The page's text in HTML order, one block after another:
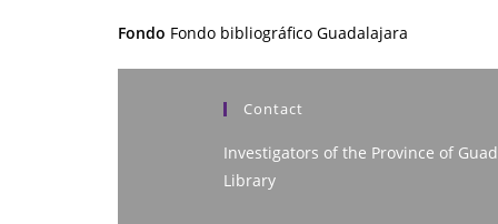
Fondo Fondo bibliográfico Guadalajara
Contact
Investigators of the Province of
Library